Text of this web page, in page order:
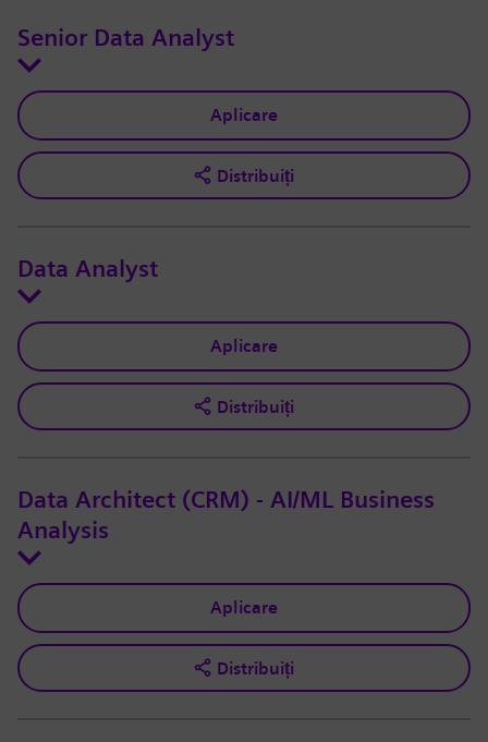
Senior Data Analyst
Aplicare
Distribuiți
Data Analyst
Aplicare
Distribuiți
Data Architect (CRM) - AI/ML Business
Analysis
Aplicare
Distribuiți